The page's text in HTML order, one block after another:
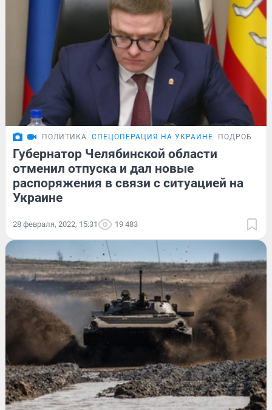
ПОЛИТИКА СПЕЦОПЕРАЦИЯ НА УКРАИНЕ
Губернатор Челябинской области
отменил отпуска и дал новые
распоряжения в связи с ситуацией на
Украине
28 февраля, 2022, 15:31 19 483